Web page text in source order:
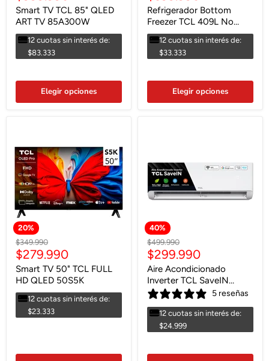
actual
Smart TV TCL 85" QLED
ART TV 85A300W
12 cuotas sin interés de:
$83.333
Elegir opciones
actual
Refrigerador Bottom
Freezer TCL 409L No
Frost P409BFB
12 cuotas sin interés de:
$33.333
Elegir opciones
20%
Precio
original
$349.990
Precio
actual
$279.990
Smart TV 50" TCL FULL
HD QLED 50S5K
12 cuotas sin interés de:
$23.333
40%
Precio
original
$499.990
Precio
actual
$299.990
Aire Acondicionado
Inverter TCL SaveIN
12000 BTU WIFI5 reseñas
12 cuotas sin interés de:
$24.999